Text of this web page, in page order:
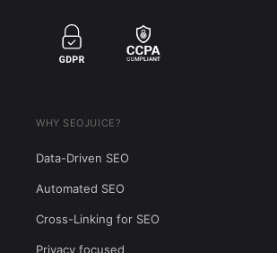
WHY SEOJUICE?
Data-Driven SEO
Automated SEO
Cross-Linking for SEO
Privacy focused